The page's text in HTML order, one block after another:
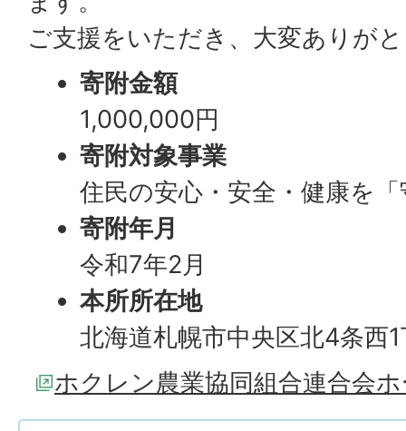
ご支援をいただき、大変ありが
寄附金額
1,000,000円
寄附対象事業
住民の安心・安全・健康を
寄附年月
令和7年2月
本所所在地
北海道札幌市中央区北4条西
ホクレン農業協同組合連合会